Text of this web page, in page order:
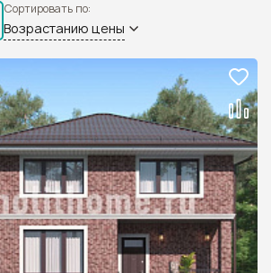
Сортировать по:
Возрастанию цены